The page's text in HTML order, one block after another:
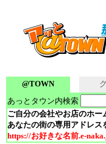
@TOWN
あっとタウン内検索
ご自分の会社やお店のホー
あなたの街の専用アドレ
https://お好きな名前.e-